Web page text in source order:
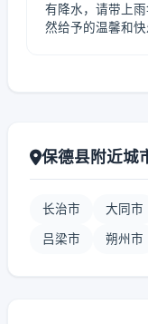
有降水，请带上
然给予的温馨和
保德县附近城
长治市 大同市
吕梁市 朔州市